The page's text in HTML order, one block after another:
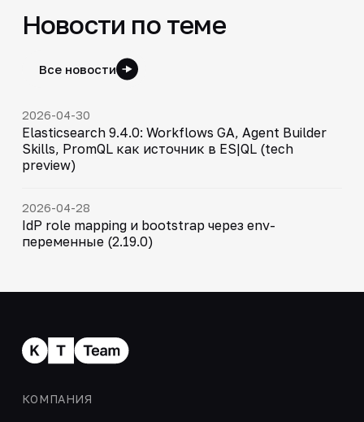
Новости по теме
Все новости
2026-04-30
Elasticsearch 9.4.0: Workflows GA, Agent Builder
Skills, PromQL как источник в ES|QL (tech
preview)
2026-04-28
IdP role mapping и bootstrap через env-
переменные (2.19.0)
КОМПАНИЯ